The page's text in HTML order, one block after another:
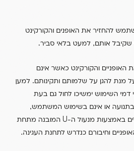
להחזיר את האופנים והקורקינט
שקיבל אותם, למעט בלאי סביר.
והקורקינט כאשר אינם
מנת להגן על שלמותם ותקינותם. למען
דמי השימוש ימשיכו לחול גם בעת
בתנועה או אינם בשימוש המשתמש,
באמצעות מנעול ה-U המובנה מתחת
וחיבורם כנדרש לתחנת העגינה.